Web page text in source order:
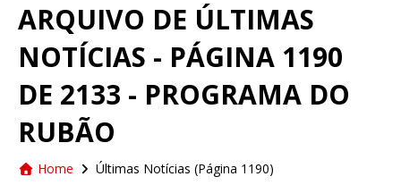
ARQUIVO DE ÚLTIMAS
NOTÍCIAS - PÁGINA 1190
DE 2133 - PROGRAMA DO
RUBÃO
Home Últimas Notícias (Página 1190)